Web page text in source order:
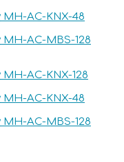
AC-KNX-48
AC-MBS-128
AC-KNX-128
AC-KNX-48
AC-MBS-128